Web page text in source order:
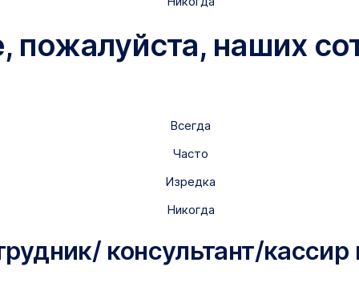
пожалуйста, наших
Всегда
Часто
Изредка
Никогда
консультант/кассир